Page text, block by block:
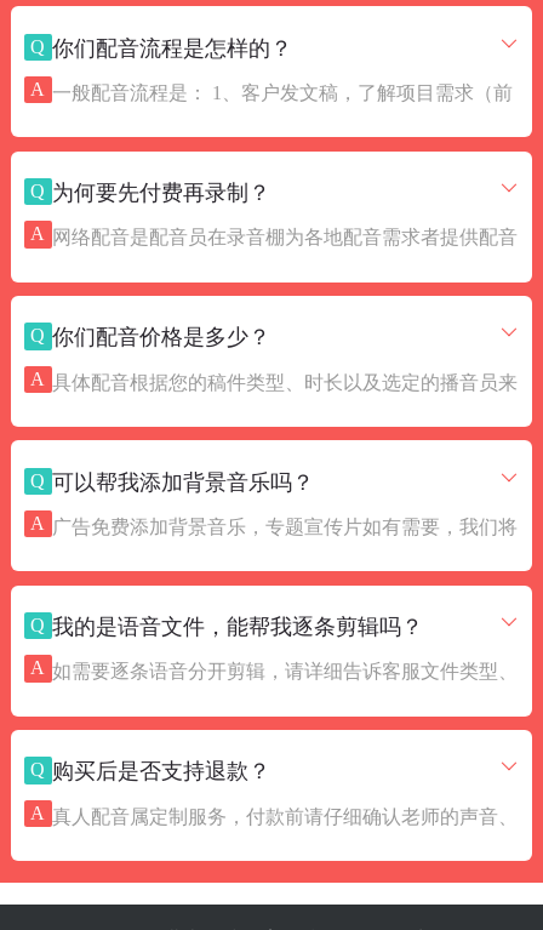
成。如客户有加急稿件或紧急情况，我们会启动优先应
急程序，竭力快速出品。
Q 你们配音流程是怎样的？
A 一般配音流程是： 1、客户发文稿，了解项目需求（前
（急稿优先安排） 4、成品校对无误，光纤快速传输
（节省客户时间）
Q 为何要先付费再录制？
A 网络配音是配音员在录音棚为各地配音需求者提供配音
成本，为更多影视广告公司、后期制作人员提供了便利
条件。由于配音服务独有的时效性和版权，为了保障双
品录制。
Q 你们配音价格是多少？
A 具体配音根据您的稿件类型、时长以及选定的播音员来
解答。
Q 可以帮我添加背景音乐吗？
A 广告免费添加背景音乐，专题宣传片如有需要，我们将
Q 我的是语音文件，能帮我逐条剪辑吗？
A 如需要逐条语音分开剪辑，请详细告诉客服文件类型、
Q 购买后是否支持退款？
A 真人配音属定制服务，付款前请仔细确认老师的声音、
以修改调整。